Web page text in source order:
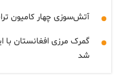
آتش‌سوزی چهار کامیون
گمرک مرزی افغانستان با
شد